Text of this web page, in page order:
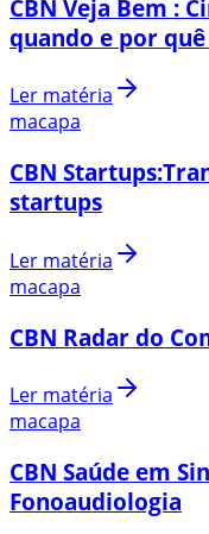
CBN Veja Bem :
quando e por
Ler matéria
macapa
CBN
startups
Ler matéria
macapa
CBN Radar do
Ler matéria
macapa
CBN Saúde em
Fonoaudiologia